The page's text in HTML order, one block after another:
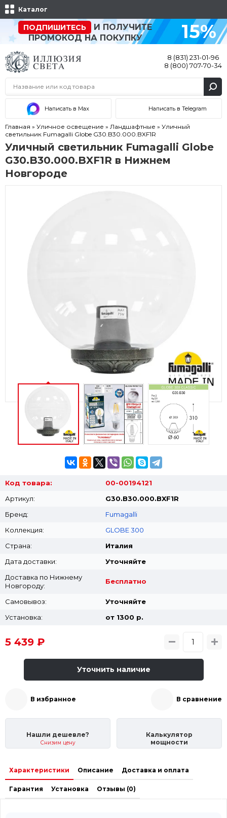
Каталог
ПОДПИШИТЕСЬ
И ПОЛУЧИТЕ
ПРОМОКОД НА ПОКУПКУ
15%
8 (831) 231-01-96
8 (800) 707-70-34
Написать в Max Написать в Telegram
Главная » Уличное освещение » Ландшафтные » Уличный
светильник Fumagalli Globe G30.B30.000.BXF1R
Уличный светильник Fumagalli Globe
G30.B30.000.BXF1R в Нижнем
Новгороде
Код товара:
00-00194121
Артикул:
G30.B30.000.BXF1R
Бренд:
Fumagalli
Коллекция:
GLOBE 300
Страна:
Италия
Дата доставки:
Уточняйте
Доставка по Нижнему
Новгороду:
Бесплатно
Самовывоз:
Уточняйте
Установка:
от 1300 p.
5 439 ₽
Уточнить наличие
В избранное В сравнение
Нашли дешевле?
Снизим цену
Калькулятор
мощности
Характеристики Описание Доставка и оплата
Гарантия Установка Отзывы (0)